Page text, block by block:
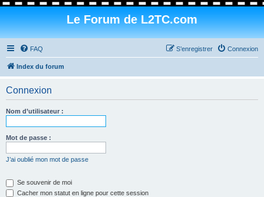
Le Forum de L2TC.com
FAQ Connexion
S’enregistrer
Index du forum
Connexion
Nom d’utilisateur :
Mot de passe :
J’ai oublié mon mot de passe
Se souvenir de moi
Cacher mon statut en ligne pour cette session